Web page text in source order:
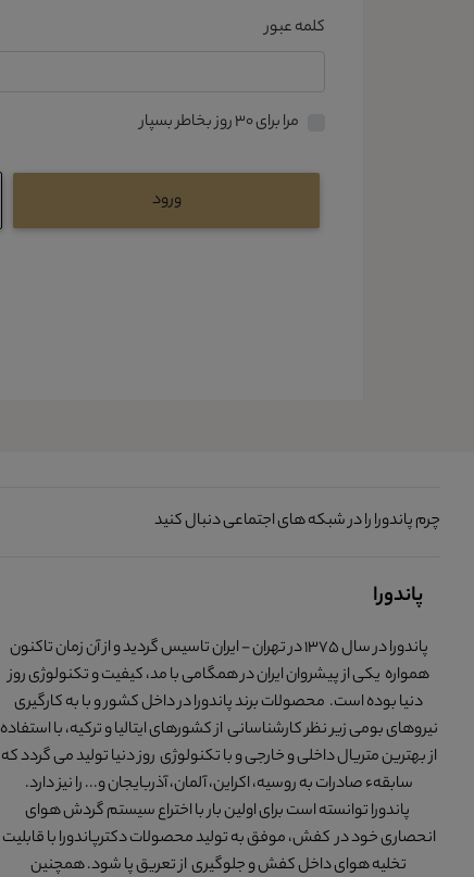
کلمه عبور
مرا برای ۳۰ روز بخاطر بسپار
ورود
چرم پاندورا را در شبکه های اجتماعی دنبال کنید
پاندورا
پاندورا در سال 1375 در تهران - ایران تاسیس گردید و از آن زمان تاکنون
همواره یکی از پیشروان ایران در همگامی با مد، کیفیت و تکنولوژی روز
دنیا بوده است. محصولات برند پاندورا در داخل کشور و با به کارگیری
نیروهای بومی زیر نظر کارشناسانی از کشورهای ایتالیا و ترکیه، با استفاده
از بهترین متریال داخلی و خارجی و با تکنولوژی روز دنیا تولید می گردد که
سابقهء صادرات به روسیه، اکراین، آلمان، آذربایجان و... را نیز دارد.
پاندورا توانسته است برای اولین بار با اختراع سیستم گردش هوای
انحصاری خود در کفش، موفق به تولید محصولات دکترپاندورا با قابلیت
تخلیه هوای داخل کفش و جلوگیری از تعریق پا شود. همچنین